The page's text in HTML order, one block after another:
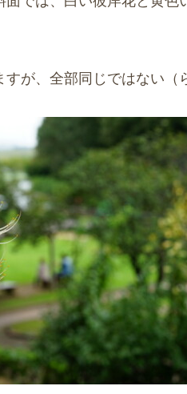
が、全部同じではない（